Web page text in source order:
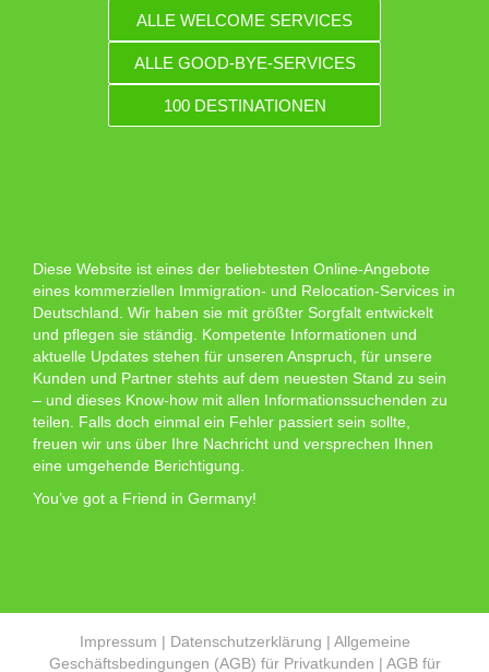
ALLE WELCOME SERVICES
ALLE GOOD-BYE-SERVICES
100 DESTINATIONEN
Diese Website ist eines der beliebtesten Online-Angebote
eines kommerziellen Immigration- und Relocation-Services in
Deutschland. Wir haben sie mit größter Sorgfalt entwickelt
und pflegen sie ständig. Kompetente Informationen und
aktuelle Updates stehen für unseren Anspruch, für unsere
Kunden und Partner stehts auf dem neuesten Stand zu sein
– und dieses Know-how mit allen Informationssuchenden zu
teilen. Falls doch einmal ein Fehler passiert sein sollte,
freuen wir uns über Ihre Nachricht und versprechen Ihnen
eine umgehende Berichtigung.
You’ve got a Friend in Germany!
Impressum | Datenschutzerklärung | Allgemeine
Geschäftsbedingungen (AGB) für Privatkunden | AGB für